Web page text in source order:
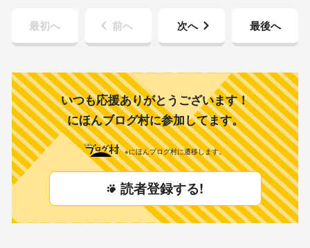
やってくるのでしょうか？昨日か
ら、この心配ばかりしとります。メ
ダカさん対策がね。普段の冷え込み
鋳さんたちも、暖かい部屋に移動さ
せんとあかんし室内チームの心配メ
ダカさんた...
最初へ 前へ 次へ 最後へ
いつも応援ありがとうございます！
にほんブログ村に参加してます。
※にほんブログ村に遷移します。
読者登録する!